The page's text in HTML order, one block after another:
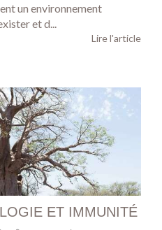
un environnement
et d...
Lire l'article
ET IMMUNITÉ